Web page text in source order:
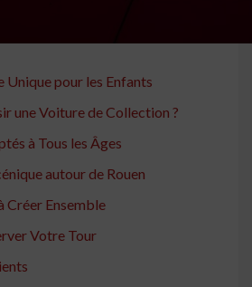
Unique pour les Enfants
une Voiture de Collection ?
à Tous les Âges
autour de Rouen
Créer Ensemble
Votre Tour